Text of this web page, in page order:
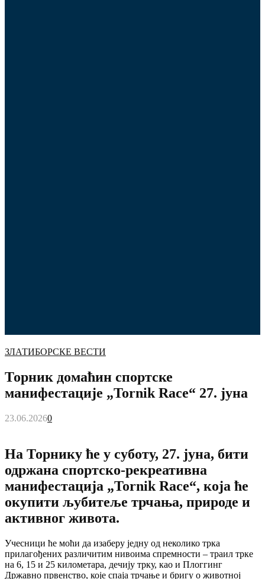
ЗЛАТИБОРСКЕ ВЕСТИ
Торник домаћин спортске
манифестације „Tornik Race“ 27. јуна
23.06.20260
На Торнику ће у суботу, 27. јуна, бити
одржана спортско-рекреативна
манифестација „Tornik Race“, која ће
окупити љубитеље трчања, природе и
активног живота.
Учесници ће моћи да изаберу једну од неколико трка
прилагођених различитим нивоима спремности – траил трке
на 6, 15 и 25 километара, дечију трку, као и Плоггинг
Државно првенство, које спаја трчање и бригу о животној